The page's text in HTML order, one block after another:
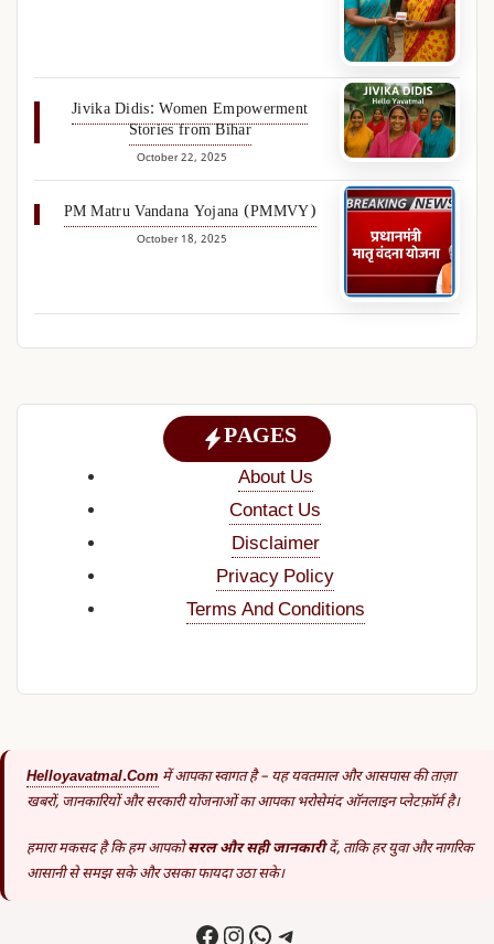
Jivika Didis: Women Empowerment
Stories from Bihar
October 22, 2025
PM Matru Vandana Yojana (PMMVY)
October 18, 2025
PAGES
About Us
Contact Us
Disclaimer
Privacy Policy
Terms And Conditions
Helloyavatmal.com में आपका स्वागत है – यह यवतमाल और आसपास की ताज़ा
खबरों, जानकारियों और सरकारी योजनाओं का आपका भरोसेमंद ऑनलाइन प्लेटफ़ॉर्म है।
हमारा मकसद है कि हम आपकोसरल और सही जानकारीदें, ताकि हर युवा और नागरिक
आसानी से समझ सके और उसका फायदा उठा सके।
Facebook Instagram WhatsApp Telegram